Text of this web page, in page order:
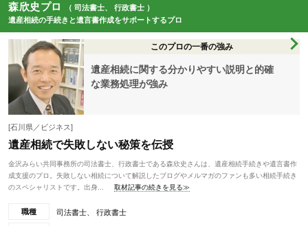
森欣史プロ
（ 司法書士、 行政書士 ）
遺産相続の手続きと遺言書作成をサポートするプロ
このプロの一番の強み
遺産相続に関する分かりやすい説明と的確
な業務処理が強み
[石川県／ビジネス]
遺産相続で失敗しない秘策を伝授
金沢みらい共同事務所の司法書士、行政書士である森欣史さんは、遺産相続手続きや遺言書作
成支援のプロ。失敗しない相続について解説したブログやメルマガのファンも多い相続手続き
のスペシャリストです。出身...
取材記事の続きを見る≫
職種 司法書士、 行政書士